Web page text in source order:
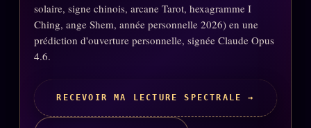
solaire, signe chinois, arcane Tarot, hexagramme I
Ching, ange Shem, année personnelle 2026) en une
prédiction d'ouverture personnelle, signée Claude Opus
4.6.
RECEVOIR MA LECTURE SPECTRALE →